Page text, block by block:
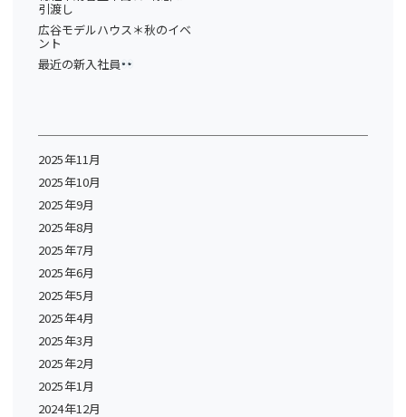
引渡し
広谷モデルハウス＊秋のイベ
ント
最近の新入社員
2025年11月
2025年10月
2025年9月
2025年8月
2025年7月
2025年6月
2025年5月
2025年4月
2025年3月
2025年2月
2025年1月
2024年12月